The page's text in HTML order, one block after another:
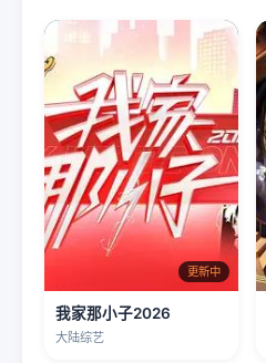
更新中
我家那小子2026
大陆综艺